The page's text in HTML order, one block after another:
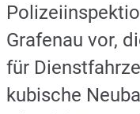
Grafenau vor,
für
kubische